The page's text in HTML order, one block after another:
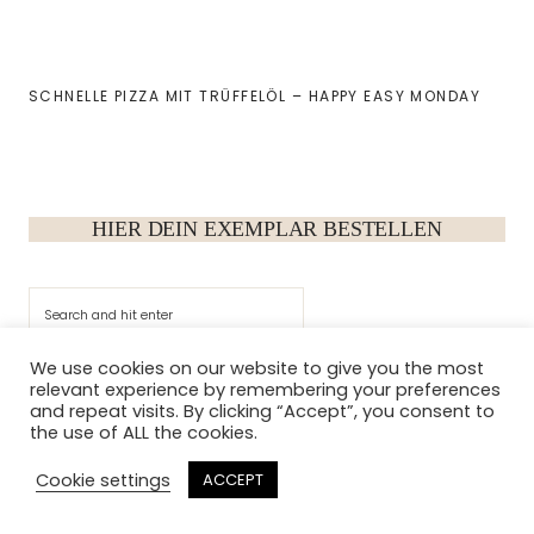
SCHNELLE PIZZA MIT TRÜFFELÖL – HAPPY EASY MONDAY
HIER DEIN EXEMPLAR BESTELLEN
Archiv
We use cookies on our website to give you the most
relevant experience by remembering your preferences
and repeat visits. By clicking “Accept”, you consent to
the use of ALL the cookies.
Cookie settings
ACCEPT